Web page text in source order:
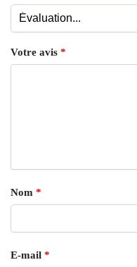
Votre avis *
Nom *
E-mail *